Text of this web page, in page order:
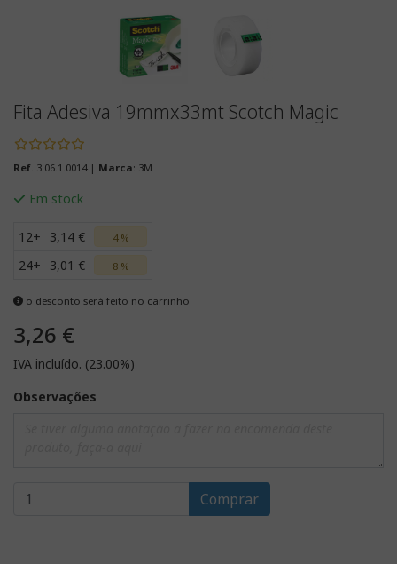
Fita Adesiva 19mmx33mt Scotch Magic
Ref . 3.06.1.0014 | Marca: 3M
Em stock
12+ 3,14 € 4 %
24+ 3,01 € 8 %
o desconto será feito no carrinho
3,26 €
IVA incluído. (23.00%)
Observações
Comprar